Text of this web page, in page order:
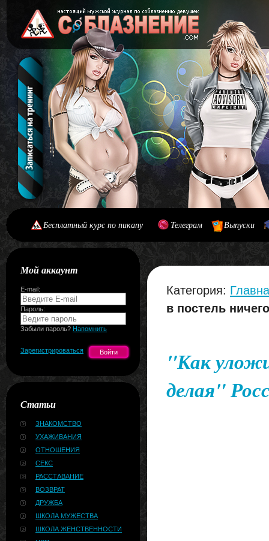
Бесплатный курс по пикапу Телеграм Выпуски
Мой аккаунт
E-mail:
Пароль:
Забыли пароль? Напомнить
Зарегистрироваться
Статьи
ЗНАКОМСТВО
УХАЖИВАНИЯ
ОТНОШЕНИЯ
СЕКС
РАССТАВАНИЕ
ВОЗВРАТ
ДРУЖБА
ШКОЛА МУЖЕСТВА
ШКОЛА ЖЕНСТВЕННОСТИ
Категория:
в постель
"Как
делая"